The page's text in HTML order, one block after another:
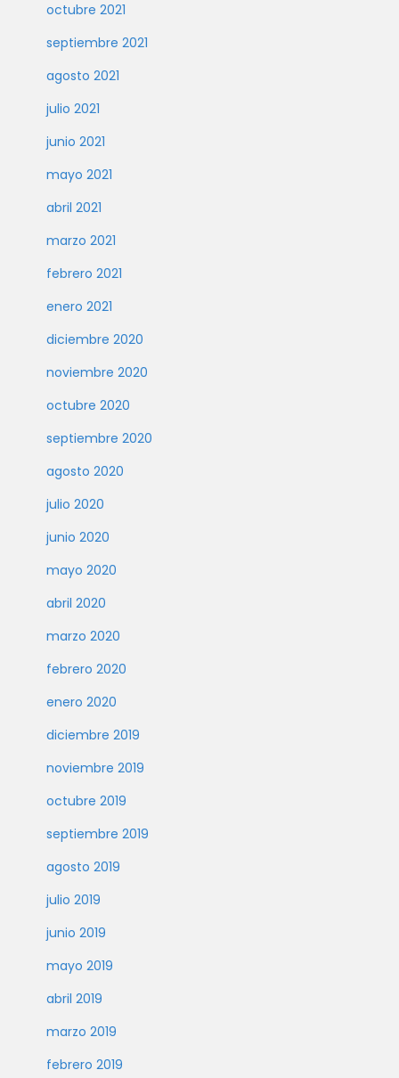
octubre 2021
septiembre 2021
agosto 2021
julio 2021
junio 2021
mayo 2021
abril 2021
marzo 2021
febrero 2021
enero 2021
diciembre 2020
noviembre 2020
octubre 2020
septiembre 2020
agosto 2020
julio 2020
junio 2020
mayo 2020
abril 2020
marzo 2020
febrero 2020
enero 2020
diciembre 2019
noviembre 2019
octubre 2019
septiembre 2019
agosto 2019
julio 2019
junio 2019
mayo 2019
abril 2019
marzo 2019
febrero 2019